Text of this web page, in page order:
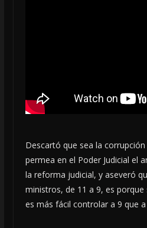
Descartó que sea la
permea en el Poder Judicial el
la reforma judicial, y aseveró
ministros, de 11 a 9, es
es más fácil controlar a 9 que a